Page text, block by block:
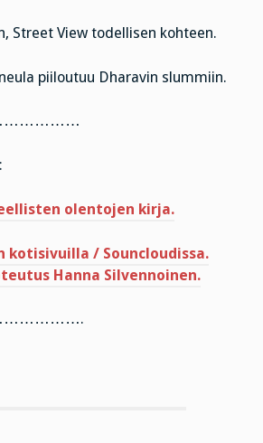
Street View todellisen kohteen.
piiloutuu Dharavin slummiin.
olentojen kirja.
kotisivuilla / Souncloudissa.
Hanna Silvennoinen.